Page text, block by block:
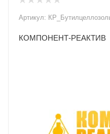
Артикул:
КОМПОНЕНТ-РЕАКТИВ